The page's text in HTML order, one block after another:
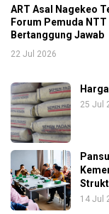
ART Asal Nagekeo
Forum Pemuda
Bertanggung Jawab
22 Jul 2026
25 Jul
14 Jul